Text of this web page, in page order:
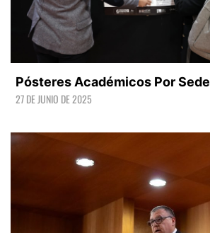
Pósteres Académicos Por Sede
27 DE JUNIO DE 2025